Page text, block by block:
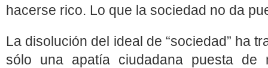
hacerse rico. Lo que la sociedad no da
La disolución del ideal de “sociedad” ha
sólo una apatía ciudadana puesta de